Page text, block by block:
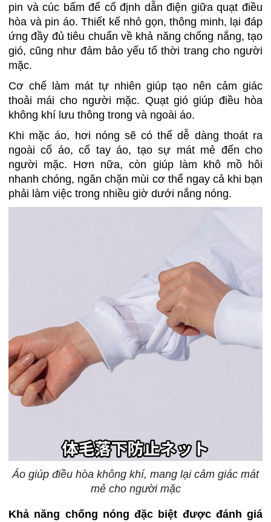
pin và cúc bấm để cố định dẫn điện giữa quạt điều
hòa và pin áo. Thiết kế nhỏ gọn, thông minh, lại đáp
ứng đầy đủ tiêu chuẩn về khả năng chống nắng, tạo
gió, cũng như đảm bảo yếu tố thời trang cho người
mặc.
Cơ chế làm mát tự nhiên giúp tạo nên cảm giác
thoải mái cho người mặc. Quạt gió giúp điều hòa
không khí lưu thông trong và ngoài áo.
Khi mặc áo, hơi nóng sẽ có thể dễ dàng thoát ra
ngoài cổ áo, cổ tay áo, tạo sự mát mẻ đến cho
người mặc. Hơn nữa, còn giúp làm khô mồ hôi
nhanh chóng, ngăn chặn mùi cơ thể ngay cả khi bạn
phải làm việc trong nhiều giờ dưới nắng nóng.
Áo giúp điều hòa không khí, mang lại cảm giác mát
mẻ cho người mặc
Khả năng chống nóng đặc biệt được đánh giá